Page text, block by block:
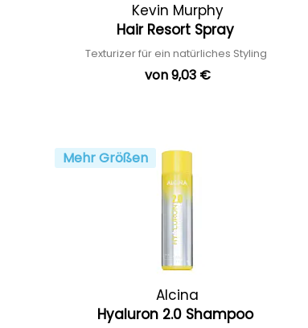
Kevin Murphy
Hair Resort Spray
Texturizer für ein natürliches Styling
von 9,03 €
Mehr Größen
Alcina
Hyaluron 2.0 Shampoo